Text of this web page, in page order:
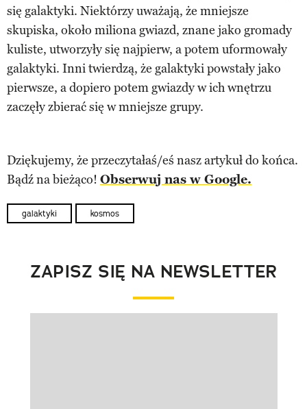
się galaktyki. Niektórzy uważają, że mniejsze
skupiska, około miliona gwiazd, znane jako gromady
kuliste, utworzyły się najpierw, a potem uformowały
galaktyki. Inni twierdzą, że galaktyki powstały jako
pierwsze, a dopiero potem gwiazdy w ich wnętrzu
zaczęły zbierać się w mniejsze grupy.
Dziękujemy, że przeczytałaś/eś nasz artykuł do końca.
Bądź na bieżąco! Obserwuj nas w Google.
galaktyki kosmos
ZAPISZ SIĘ NA NEWSLETTER